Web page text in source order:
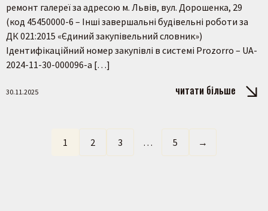
ремонт галереї за адресою м. Львів, вул. Дорошенка, 29
(код 45450000-6 – Інші завершальні будівельні роботи за
ДК 021:2015 «Єдиний закупівельний словник»)
Ідентифікаційний номер закупівлі в системі Prozorro – UA-
2024-11-30-000096-a […]
30.11.2025 читати більше
1 2 3 … 5 →